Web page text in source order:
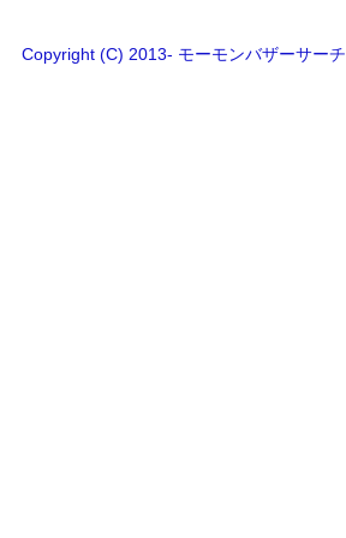
Copyright (C) 2013- モーモンバザーサーチ.